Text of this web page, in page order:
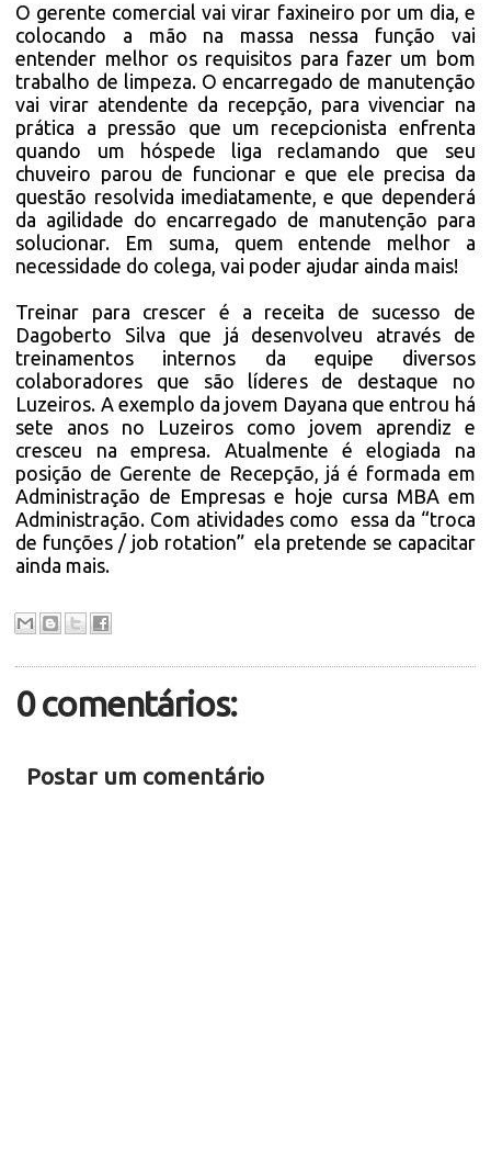
O gerente comercial vai virar faxineiro por um dia, e
colocando a mão na massa nessa função vai
entender melhor os requisitos para fazer um bom
trabalho de limpeza. O encarregado de manutenção
vai virar atendente da recepção, para vivenciar na
prática a pressão que um recepcionista enfrenta
quando um hóspede liga reclamando que seu
chuveiro parou de funcionar e que ele precisa da
questão resolvida imediatamente, e que dependerá
da agilidade do encarregado de manutenção para
solucionar. Em suma, quem entende melhor a
necessidade do colega, vai poder ajudar ainda mais!
Treinar para crescer é a receita de sucesso de
Dagoberto Silva que já desenvolveu através de
treinamentos internos da equipe diversos
colaboradores que são líderes de destaque no
Luzeiros. A exemplo da jovem Dayana que entrou há
sete anos no Luzeiros como jovem aprendiz e
cresceu na empresa. Atualmente é elogiada na
posição de Gerente de Recepção, já é formada em
Administração de Empresas e hoje cursa MBA em
Administração. Com atividades como essa da “troca
de funções / job rotation” ela pretende se capacitar
ainda mais.
0 comentários:
Postar um comentário